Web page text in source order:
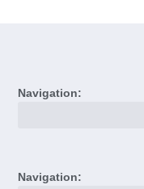
Navigation:
Navigation: